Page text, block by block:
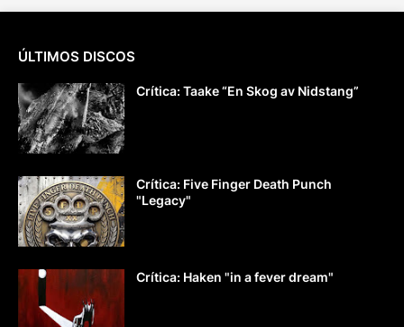
ÚLTIMOS DISCOS
Crítica: Taake “En Skog av Nidstang”
Crítica: Five Finger Death Punch
"Legacy"
Crítica: Haken "in a fever dream"